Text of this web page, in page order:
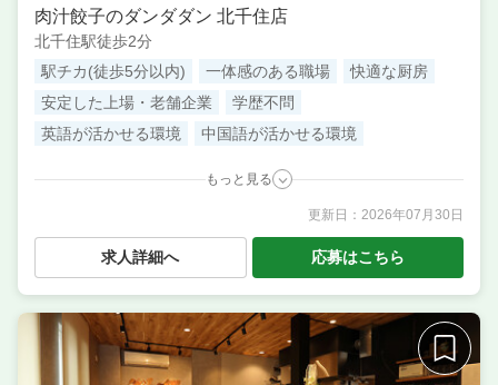
肉汁餃子のダンダダン 北千住店
北千住駅徒歩2分
駅チカ(徒歩5分以内)
一体感のある職場
快適な厨房
安定した上場・老舗企業
学歴不問
英語が活かせる環境
中国語が活かせる環境
もっと見る
／ 店長候補・マネージャー ／
サービス・ホール ／ 本部スタッフ・SV ／ 料理長候補
（シェフ・板長など） ／ 調理・キッチンスタッフ・
業態 居酒屋
住所
東京都足立区千住2-61-20 ビックイヤ北千住アネック
更新日： 2026年07月30日
求人詳細へ 応募はこちら